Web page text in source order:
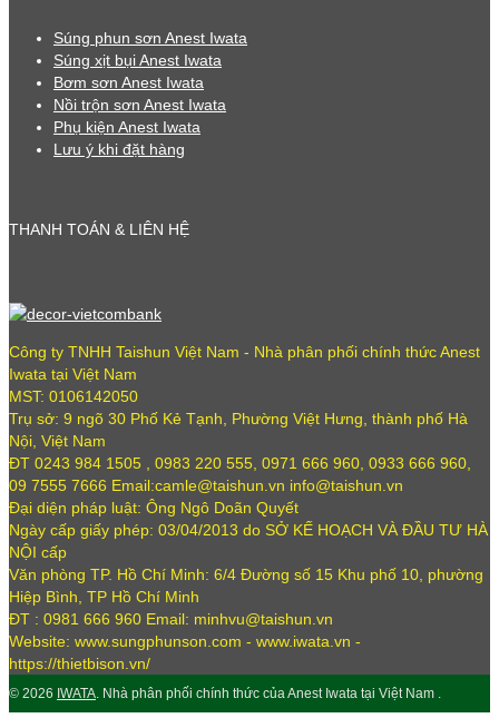
Súng phun sơn Anest Iwata
Súng xịt bụi Anest Iwata
Bơm sơn Anest Iwata
Nồi trộn sơn Anest Iwata
Phụ kiện Anest Iwata
Lưu ý khi đặt hàng
THANH TOÁN & LIÊN HỆ
Công ty TNHH Taishun Việt Nam - Nhà phân phối chính thức Anest
Iwata tại Việt Nam
MST: 0106142050
Trụ sở: 9 ngõ 30 Phố Kẻ Tạnh, Phường Việt Hưng, thành phố Hà
Nội, Việt Nam
ĐT 0243 984 1505 , 0983 220 555, 0971 666 960, 0933 666 960,
09 7555 7666 Email:camle@taishun.vn info@taishun.vn
Đại diện pháp luật: Ông Ngô Doãn Quyết
Ngày cấp giấy phép: 03/04/2013 do SỞ KẾ HOẠCH VÀ ĐẦU TƯ HÀ
NỘI cấp
Văn phòng TP. Hồ Chí Minh: 6/4 Đường số 15 Khu phố 10, phường
Hiệp Bình, TP Hồ Chí Minh
ĐT : 0981 666 960 Email: minhvu@taishun.vn
Website: www.sungphunson.com - www.iwata.vn -
https://thietbison.vn/
© 2026 IWATA. Nhà phân phối chính thức của Anest Iwata tại Việt Nam .